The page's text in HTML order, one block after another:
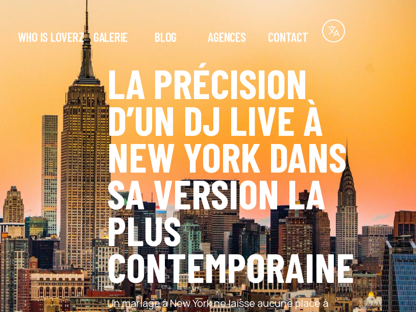
WHO IS LOVERZGALERIE BLOG AGENCES CONTACT
LA PRÉCISION
D’UN DJ LIVE À
NEW YORK DANS
SA VERSION LA
PLUS
CONTEMPORAINE
Un mariage à New York ne laisse aucune place à